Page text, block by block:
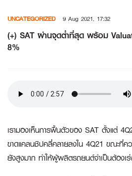
content
UNCATEGORIZED 9 Aug 2021, 17:32
(+) SAT ผ่านจุดต่ำที่สุด พร้อม
8%
เรามองเห็นการฟื้นตัวของ SAT ตั้งแต่
ขาดแคลนชิปคลี่คลายลงใน 4Q21 ขณะที่ค
ยังสูงมาก ทำให้ผู้ผลิตรถยนต์จำเป็นต้องเ